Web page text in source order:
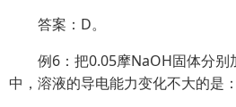
答案：D。
例6：把0.05摩NaOH固体分别
中，溶液的导电能力变化不大的是：